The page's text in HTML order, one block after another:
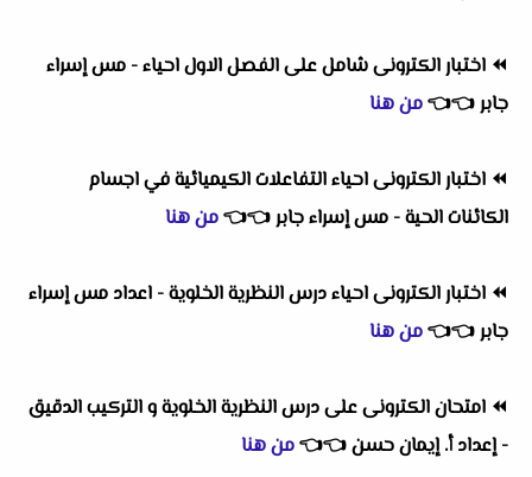
⏪ اختبار الكترونى شامل على الفصل الاول احياء - مس إسراء
جابر👈
👈من هنا
⏪ اختبار الكترونى احياء التفاعلات الكيميائية في اجسام
الكائنات الحية - مس إسراء جابر👈
👈من هنا
⏪ اختبار الكترونى احياء درس النظرية الخلوية - اعداد مس إسراء
جابر👈
👈من هنا
⏪ امتحان الكترونى على درس النظرية الخلوية و التركيب الدقيق
- إعداد أ. إيمان حسن👈
👈من هنا